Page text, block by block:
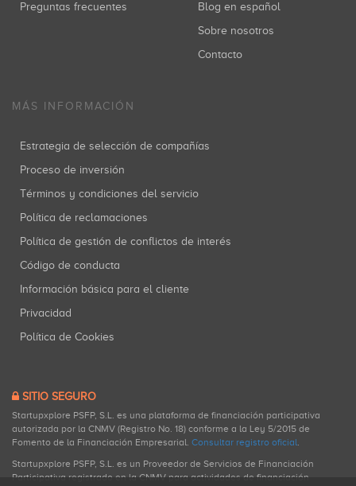
Preguntas frecuentes
Blog en español
Sobre nosotros
Contacto
MÁS INFORMACIÓN
Estrategia de selección de compañías
Proceso de inversión
Términos y condiciones del servicio
Política de reclamaciones
Política de gestión de conflictos de interés
Código de conducta
Información básica para el cliente
Privacidad
Política de Cookies
SITIO SEGURO
Startupxplore PSFP, S.L. es una plataforma de financiación participativa
autorizada por la CNMV (Registro No. 18) conforme a la Ley 5/2015 de
Fomento de la Financiación Empresarial. Consultar registro oficial.
Startupxplore PSFP, S.L. es un Proveedor de Servicios de Financiación
Participativa registrado en la CNMV para actividades de financiación